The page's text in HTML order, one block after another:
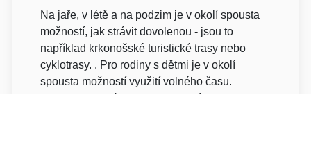
Na jaře, v létě a na podzim je v okolí spousta
možností, jak strávit dovolenou - jsou to
například krkonošské turistické trasy nebo
cyklotrasy. . Pro rodiny s dětmi je v okolí
spousta možností využití volného času.
Podzim na horách svou pestrostí barev je